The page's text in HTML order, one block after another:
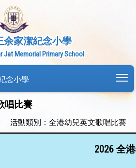
余家潔紀念小學
Jat Memorial Primary School
念小學
唱比賽
活動類別：全港幼兒英文歌唱比賽
2026 全